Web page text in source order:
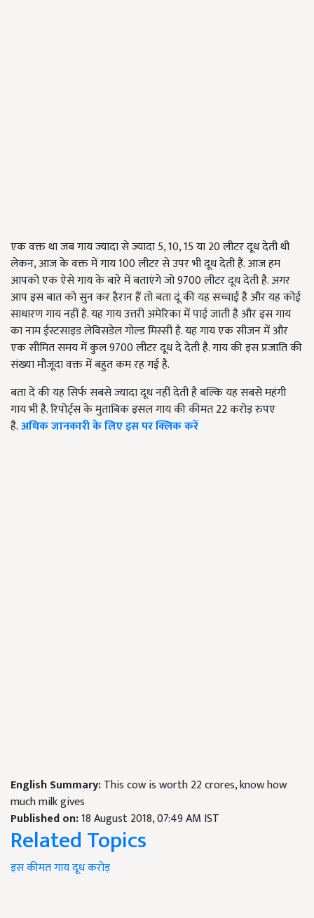
एक वक्त था जब गाय ज्यादा से ज्यादा 5, 10, 15 या 20 लीटर दूध देती थी
लेकन, आज के वक्त में गाय 100 लीटर से उपर भी दूध देती हैं. आज हम
आपको एक ऐसे गाय के बारे में बताएंगे जो 9700 लीटर दूध देती है. अगर
आप इस बात को सुन कर हैरान हैं तो बता दूं की यह सच्चाई है और यह कोई
साधारण गाय नहीं है. यह गाय उत्तरी अमेरिका में पाई जाती है और इस गाय
का नाम ईस्टसाइड लेविसडेल गोल्ड मिस्सी है. यह गाय एक सीजन में और
एक सीमित समय में कुल 9700 लीटर दूध दे देती है. गाय की इस प्रजाति की
संख्या मौजूदा वक्त में बहुत कम रह गई है.
बता दें की यह सिर्फ सबसे ज्यादा दूध नहीं देती है बल्कि यह सबसे महंगी
गाय भी है. रिपोर्ट्स के मुताबिक इसल गाय की कीमत 22 करोड़ रुपए
है.अधिक जानकारी के लिए इस पर क्लिक करें
English Summary:This cow is worth 22 crores, know how
much milk gives
Published on:18 August 2018, 07:49 AM IST
Related Topics
इसकीमतगायदूधकरोड़